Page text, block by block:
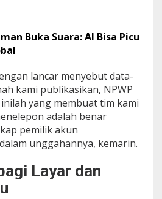
D
P
Buka Suara: AI Bisa Picu
lancar menyebut data-
kami publikasikan, NPWP
yang membuat tim kami
adalah benar
pemilik akun
unggahannya, kemarin.
Layar dan